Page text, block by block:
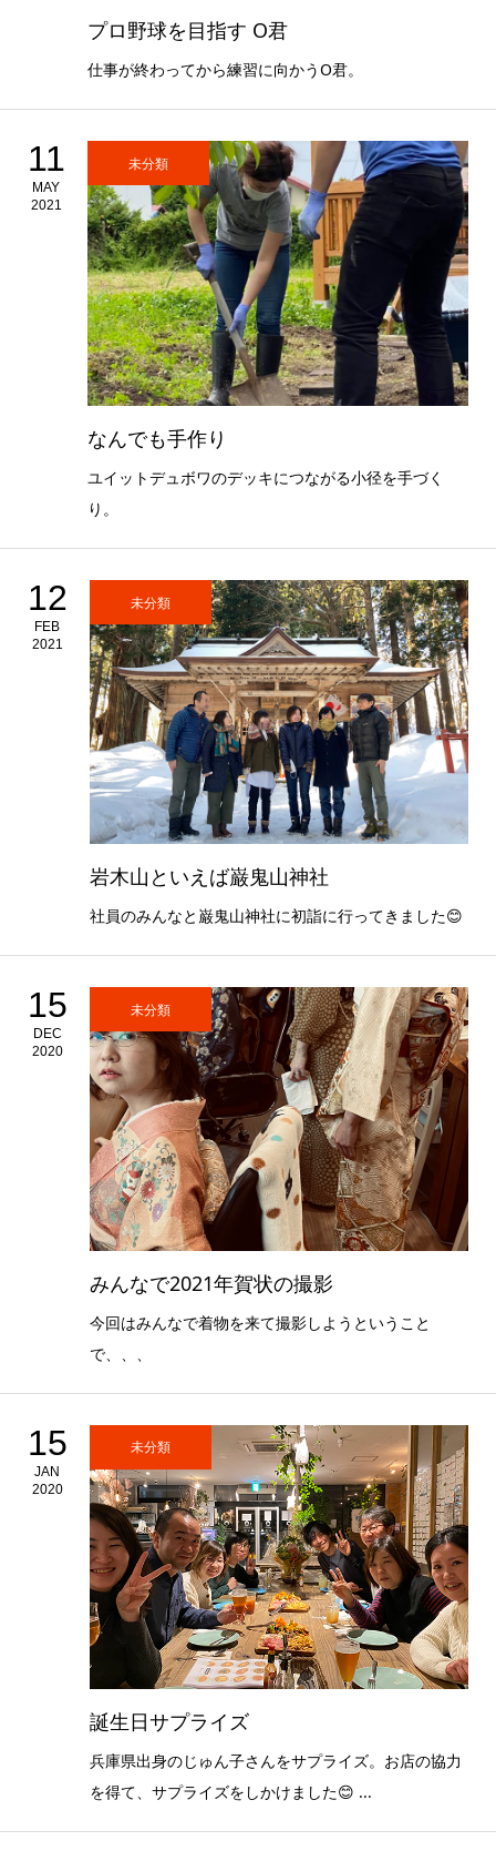
プロ野球を目指す O君
仕事が終わってから練習に向かうO君。
11
MAY
2021
未分類
なんでも手作り
ユイットデュボワのデッキにつながる小径を手づく
り。
12
FEB
2021
未分類
岩木山といえば巌鬼山神社
社員のみんなと巌鬼山神社に初詣に行ってきました😊
15
DEC
2020
未分類
みんなで2021年賀状の撮影
今回はみんなで着物を来て撮影しようということ
で、、、
15
JAN
2020
未分類
誕生日サプライズ
兵庫県出身のじゅん子さんをサプライズ。お店の協力
を得て、サプライズをしかけました😊 ...